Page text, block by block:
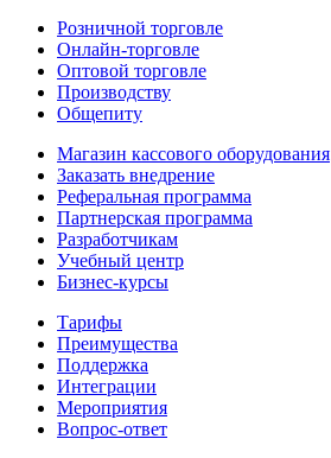
Розничной торговле
Онлайн-торговле
Оптовой торговле
Производству
Общепиту
Магазин кассового оборудования
Заказать внедрение
Реферальная программа
Партнерская программа
Разработчикам
Учебный центр
Бизнес‑курсы
Тарифы
Преимущества
Поддержка
Интеграции
Мероприятия
Вопрос-ответ